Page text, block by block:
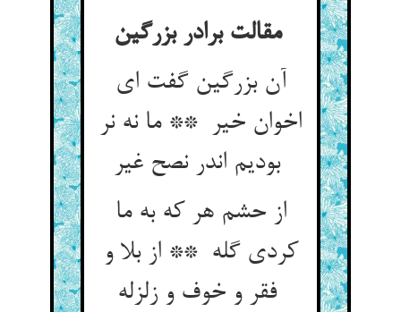
مقالت برادر بزرگین
آن بزرگین گفت ای
اخوان خیر ** ما نه نر
بودیم اندر نصح غیر
از حشم هر که به ما
کردی گله ** از بلا و
فقر و خوف و زلزله